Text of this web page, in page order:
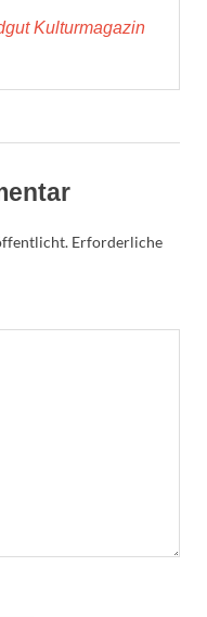
Kulturmagazin
Erforderliche